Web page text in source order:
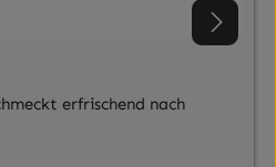
erfrischend nach